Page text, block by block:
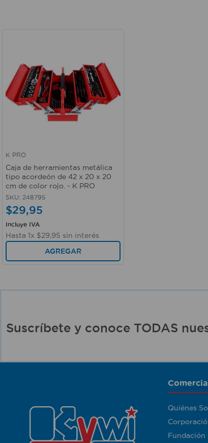
K PRO
Caja de herramientas metálica
tipo acordeón de 42 x 20 x 20
cm de color rojo. - K PRO
SKU: 248795
$29,95
Incluye IVA
Hasta 1x $29,95 sin interés
AGREGAR
Suscríbete y conoce TODAS
Quiénes
Fundación